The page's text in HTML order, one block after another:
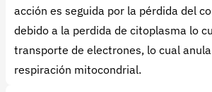
acción es seguida por la pérdida del
debido a la perdida de citoplasma lo
transporte de electrones, lo cual
respiración mitocondrial.